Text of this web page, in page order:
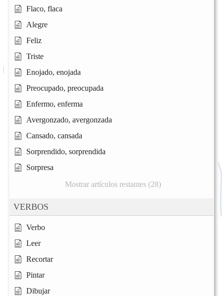
Flaco, flaca
Alegre
Feliz
Triste
Enojado, enojada
Preocupado, preocupada
Enfermo, enferma
Avergonzado, avergonzada
Cansado, cansada
Sorprendido, sorprendida
Sorpresa
Mostrar artículos restantes (28)
VERBOS
Verbo
Leer
Recortar
Pintar
Dibujar